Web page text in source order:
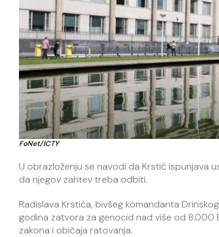
FoNet/ICTY
U obrazloženju se navodi da Krstić ispunjava
da njegov zahtev treba odbiti.
Radislava Krstića, bivšeg komandanta
godina zatvora za genocid nad više od
zakona i običaja ratovanja.